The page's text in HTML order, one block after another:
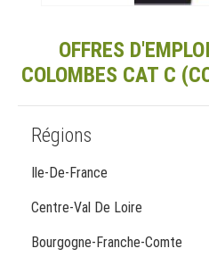
OFFRES
COLOMBES CAT C
Régions
Ile-De-France
Centre-Val De Loire
Bourgogne-Franche-Comte